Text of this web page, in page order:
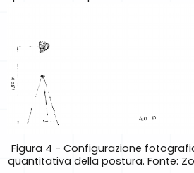
Figura 4 - Configurazione
quantitativa della postura. Fonte: